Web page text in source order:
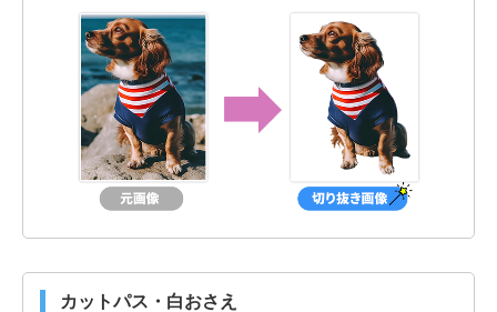
カットパス・白おさえ